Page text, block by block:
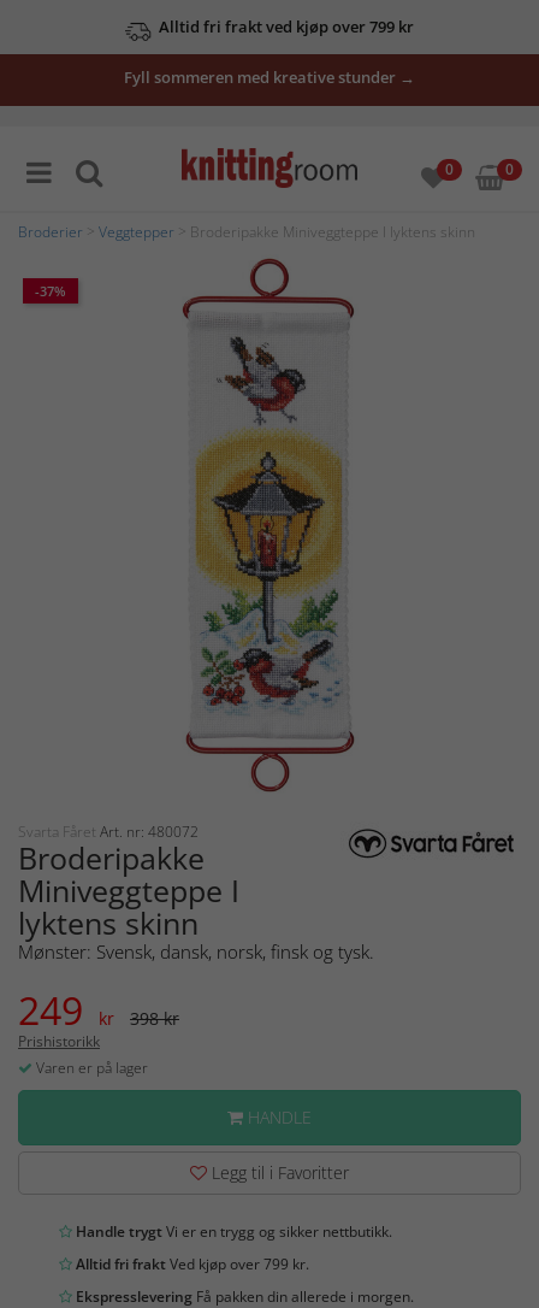
Alltid fri frakt ved kjøp over 799 kr
Fyll sommeren med kreative stunder →
0 0
Broderier Veggtepper > Broderipakke Miniveggteppe I lyktens skinn
-37%
Svarta Fåret Art. nr: 480072
Broderipakke
Miniveggteppe I
lyktens skinn
Mønster: Svensk, dansk, norsk, finsk og tysk.
249 kr 398 kr
Prishistorikk
Varen er på lager
HANDLE
Legg til i Favoritter
Handle trygtVi er en trygg og sikker nettbutikk.
Alltid fri fraktVed kjøp over 799 kr.
Ekspresslevering Få pakken din allerede i morgen.